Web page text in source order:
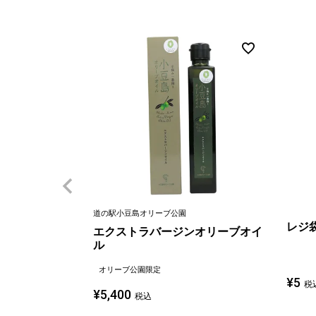
道の駅小豆島オリーブ公園
エクストラバージンオリーブオイ
ル
オリーブ公園限定
¥5,400 税込
レジ
¥5 税